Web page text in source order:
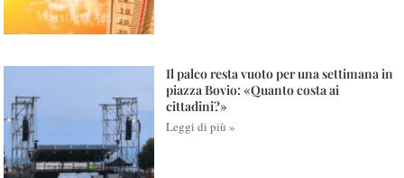
Il palco resta vuoto per una settimana in
piazza Bovio: «Quanto costa ai
cittadini?»
Leggi di più »